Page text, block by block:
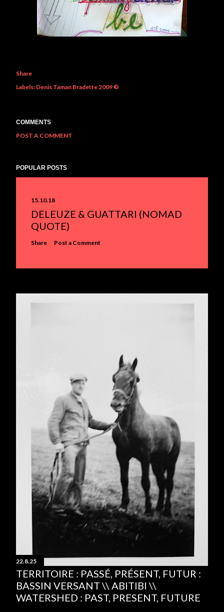
Share
Labels: Denis Taman Bradette 2009 ©
COMMENTS
POST A COMMENT
POPULAR POSTS
15.10.18
DELEUZE & GUATTARI (NOMAD
QUOTE)
Share Post a Comment
22.8.25
TERRITOIRE : PASSÉ, PRÉSENT, FUTUR :
BASSIN VERSANT \\ ABITIBI \\
WATERSHED : PAST, PRESENT, FUTURE